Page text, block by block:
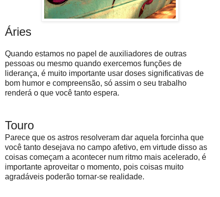
Áries
Quando estamos no papel de auxiliadores de outras
pessoas ou mesmo quando exercemos funções de
liderança, é muito importante usar doses significativas de
bom humor e compreensão, só assim o seu trabalho
renderá o que você tanto espera.
Touro
Parece que os astros resolveram dar aquela forcinha que
você tanto desejava no campo afetivo, em virtude disso as
coisas começam a acontecer num ritmo mais acelerado, é
importante aproveitar o momento, pois coisas muito
agradáveis poderão tornar-se realidade.